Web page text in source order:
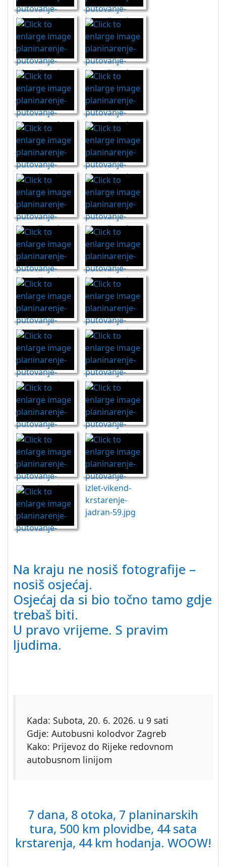
Na kraju ne nosiš fotografije –
nosiš osjećaj.
Osjećaj da si bio točno tamo gdje
trebaš biti.
U pravo vrijeme. S pravim
ljudima.
Kada: Subota, 20. 6. 2026. u 9 sati
Gdje: Autobusni kolodvor Zagreb
Kako: Prijevoz do Rijeke redovnom
autobusnom linijom
7 dana, 8 otoka, 7 planinarskih
tura, 500 km plovidbe, 44 sata
krstarenja, 44 km hodanja. WOOW!